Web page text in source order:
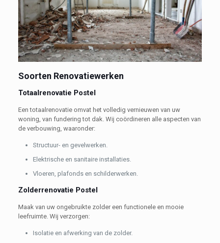
Soorten Renovatiewerken
Totaalrenovatie Postel
Een totaalrenovatie omvat het volledig vernieuwen van uw
woning, van fundering tot dak. Wij coördineren alle aspecten van
de verbouwing, waaronder:
Structuur- en gevelwerken.
Elektrische en sanitaire installaties.
Vloeren, plafonds en schilderwerken.
Zolderrenovatie Postel
Maak van uw ongebruikte zolder een functionele en mooie
leefruimte. Wij verzorgen:
Isolatie en afwerking van de zolder.